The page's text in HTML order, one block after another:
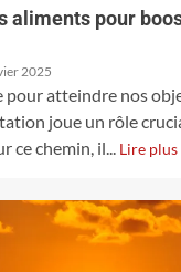
aliments pour
2025
pour atteindre nos
joue un rôle
ce chemin, il... Lire plus